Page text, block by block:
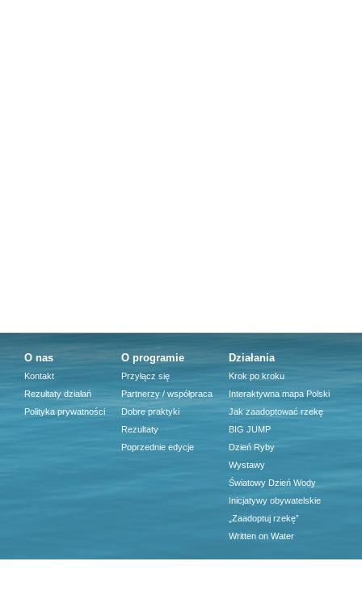
O nas
Kontakt
Rezultaty działań
Polityka prywatności
O programie
Przyłącz się
Partnerzy / współpraca
Dobre praktyki
Rezultaty
Poprzednie edycje
Działania
Krok po kroku
Interaktywna mapa Polski
Jak zaadoptować rzekę
BIG JUMP
Dzień Ryby
Wystawy
Światowy Dzień Wody
Inicjatywy obywatelskie
„Zaadoptuj rzekę”
Written on Water